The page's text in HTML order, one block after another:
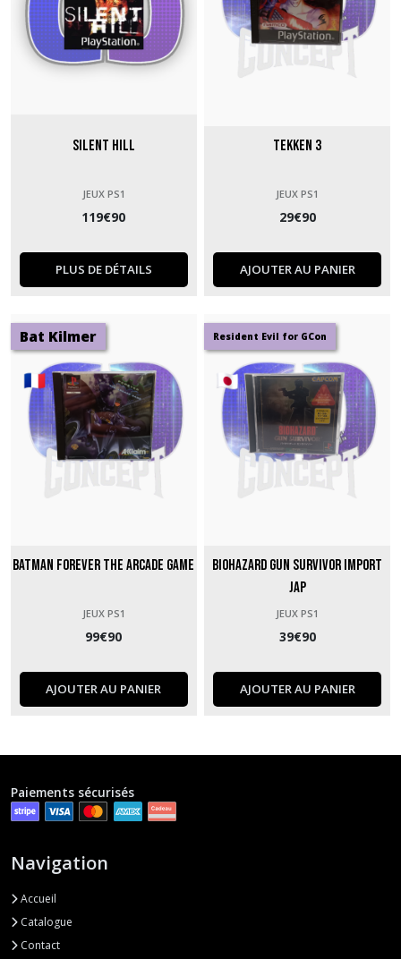
Silent Hill
JEUX PS1
119€90
PLUS DE DÉTAILS
Tekken 3
JEUX PS1
29€90
AJOUTER AU PANIER
Bat Kilmer
Batman Forever The Arcade Game
JEUX PS1
99€90
AJOUTER AU PANIER
Resident Evil for GCon
BioHazard Gun Survivor import
jap
JEUX PS1
39€90
AJOUTER AU PANIER
Paiements sécurisés
Navigation
Accueil
Catalogue
Contact